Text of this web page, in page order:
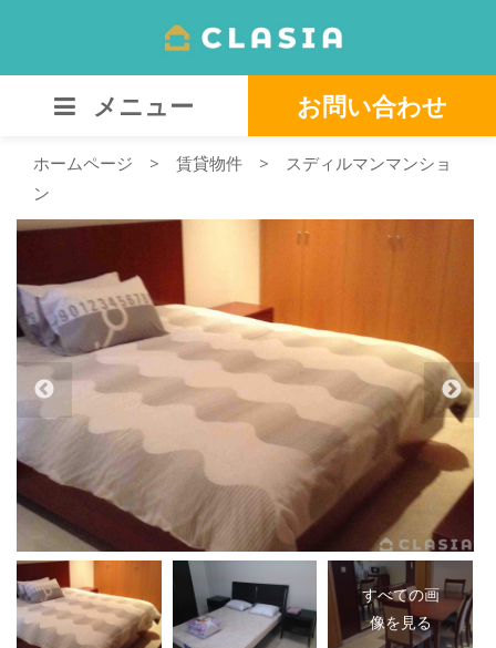
メニュー お問い合わせ
ホームページ > 賃貸物件 >
スディルマンマンショ
ン
すべての画
像を見る